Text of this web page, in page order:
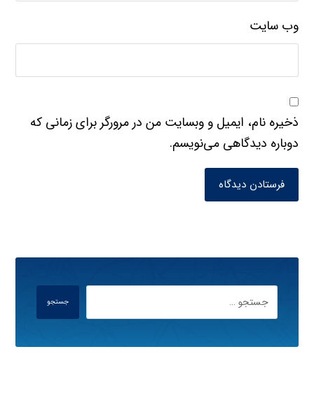
وب‌ سایت
ذخیره نام، ایمیل و وبسایت من در مرورگر برای زمانی که
دوباره دیدگاهی می‌نویسم.
فرستادن دیدگاه
جستجو